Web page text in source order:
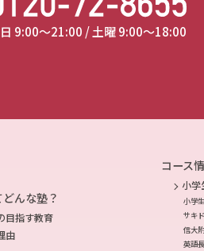
9:00～21:00 / 土曜 9:00～18:00
んな塾？
目指す教育
由
コース
小学
小学
サキ
信大
英語